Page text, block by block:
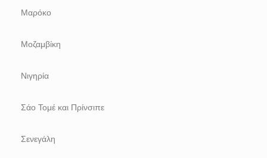
Μαρόκο
Μοζαμβίκη
Νιγηρία
Σάο Τομέ και Πρίνσιπε
Σενεγάλη